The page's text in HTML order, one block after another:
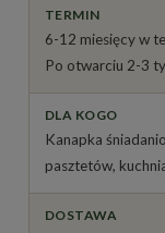
TERMIN
6-12 miesięcy w
Po otwarciu 2-3
DLA KOGO
Kanapka
pasztetów,
DOSTAWA